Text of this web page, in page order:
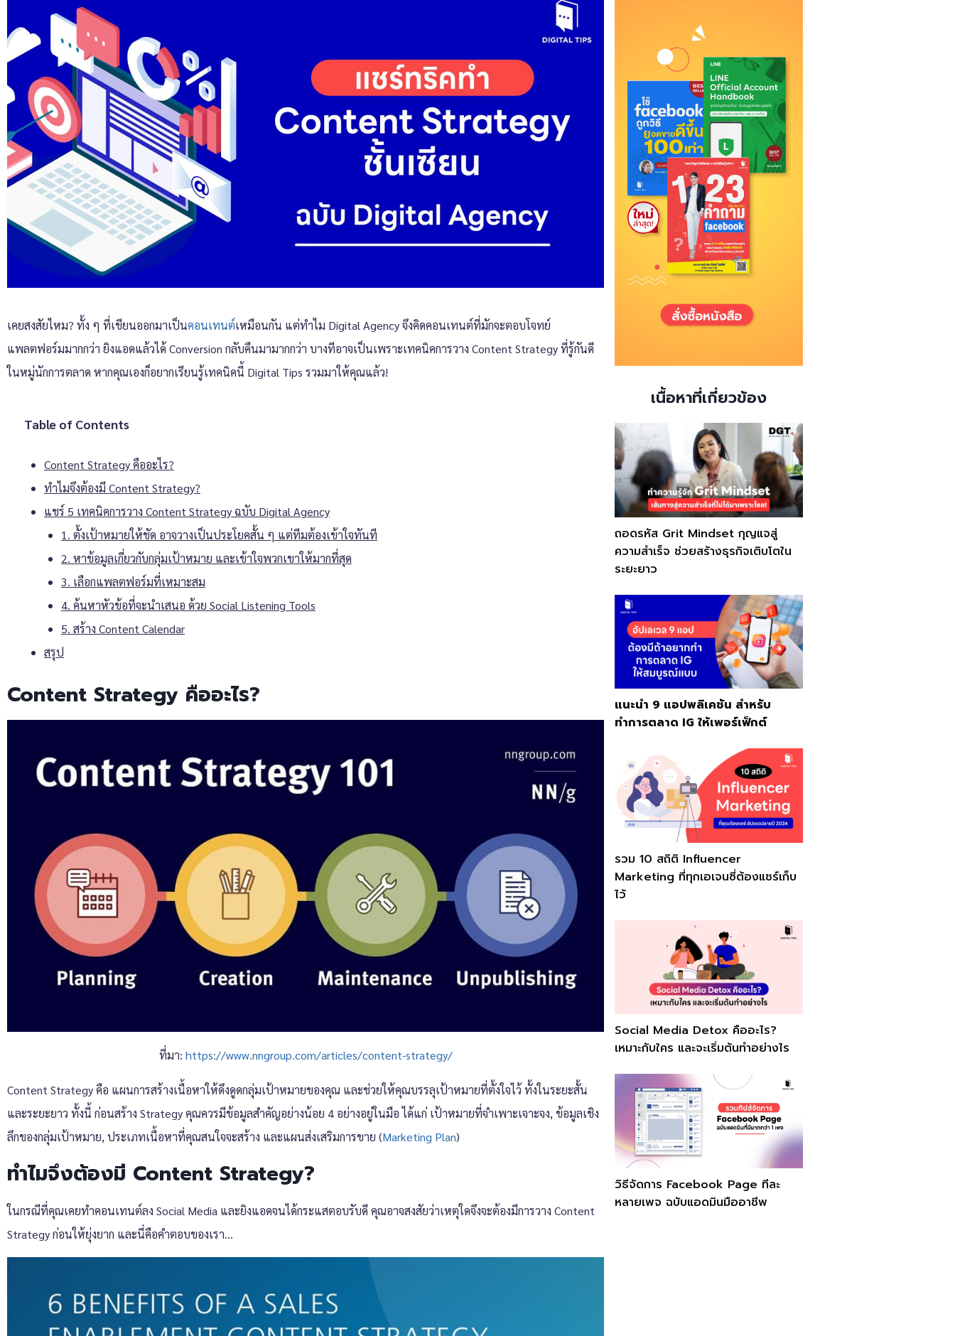
เคยสงสัยไหม? ทั้ง ๆ ที่เขียนออกมาเป็นคอนเทนต์เหมือนกัน แต่ทำไม Digital Agency จึงคิดคอนเทนต์ที่มักจะตอบโจทย์
แพลตฟอร์มมากกว่า ยิงแอดแล้วได้ Conversion กลับคืนมามากกว่า บางทีอาจเป็นเพราะเทคนิคการวาง Content Strategy ที่รู้กันดี
ในหมู่นักการตลาด หากคุณเองก็อยากเรียนรู้เทคนิคนี้ Digital Tips รวมมาให้คุณแล้ว!
Table of Contents
Content Strategy คืออะไร?
ทำไมจึงต้องมี Content Strategy?
แชร์ 5 เทคนิคการวาง Content Strategy ฉบับ Digital Agency
1. ตั้งเป้าหมายให้ชัด อาจวางเป็นประโยคสั้น ๆ แต่ทีมต้องเข้าใจทันที
2. หาข้อมูลเกี่ยวกับกลุ่มเป้าหมาย และเข้าใจพวกเขาให้มากที่สุด
3. เลือกแพลตฟอร์มที่เหมาะสม
4. ค้นหาหัวข้อที่จะนำเสนอ ด้วย Social Listening Tools
5. สร้าง Content Calendar
สรุป
Content Strategy คืออะไร?
ที่มา: https://www.nngroup.com/articles/content-strategy/
Content Strategy คือ แผนการสร้างเนื้อหาให้ดึงดูดกลุ่มเป้าหมายของคุณ และช่วยให้คุณบรรลุเป้าหมายที่ตั้งใจไว้ ทั้งในระยะสั้น
และระยะยาว ทั้งนี้ ก่อนสร้าง Strategy คุณควรมีข้อมูลสำคัญอย่างน้อย 4 อย่างอยู่ในมือ ได้แก่ เป้าหมายที่จำเพาะเจาะจง, ข้อมูลเชิง
ลึกของกลุ่มเป้าหมาย, ประเภทเนื้อหาที่คุณสนใจจะสร้าง และแผนส่งเสริมการขาย (Marketing Plan)
ทำไมจึงต้องมี Content Strategy?
ในกรณีที่คุณเคยทำคอนเทนต์ลง Social Media และยิงแอดจนได้กระแสตอบรับดี คุณอาจสงสัยว่าเหตุใดจึงจะต้องมีการวาง Content
Strategy ก่อนให้ยุ่งยาก และนี่คือคำตอบของเรา…
เนื้อหาที่เกี่ยวข้อง
ถอดรหัส Grit Mindset กุญแจสู่
ความสำเร็จ ช่วยสร้างธุรกิจเติบโตใน
ระยะยาว
แนะนำ 9 แอปพลิเคชัน สำหรับ
ทำการตลาด IG ให้เพอร์เฟ็กต์
รวม 10 สถิติ Influencer
Marketing ที่ทุกเอเจนซี่ต้องแชร์เก็บ
ไว้
Social Media Detox คืออะไร?
เหมาะกับใคร และจะเริ่มต้นทำอย่างไร
วิธีจัดการ Facebook Page ทีละ
หลายเพจ ฉบับแอดมินมืออาชีพ